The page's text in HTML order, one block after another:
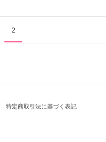
2
特定商取引法に基づく表記